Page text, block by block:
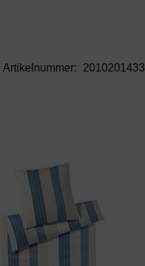
Artikelnummer: 2010201433